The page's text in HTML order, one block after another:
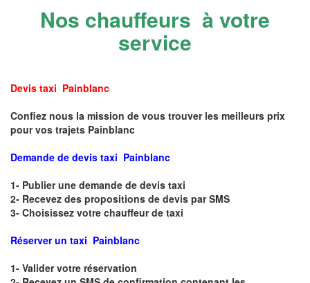
Nos chauffeurs à votre
service
Devis taxi Painblanc
Confiez nous la mission de vous trouver les meilleurs prix
pour vos trajets Painblanc
Demande de devis taxi Painblanc
1- Publier une demande de devis taxi
2- Recevez des propositions de devis par SMS
3- Choisissez votre chauffeur de taxi
Réserver un taxi Painblanc
1- Valider votre réservation